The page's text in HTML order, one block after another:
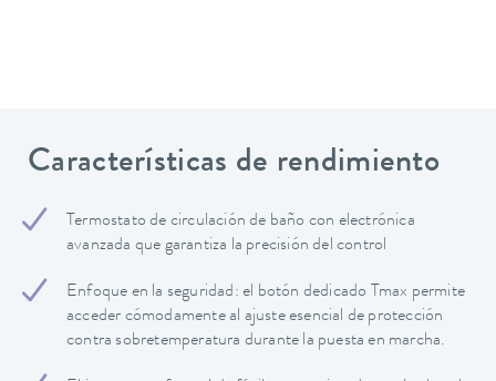
Características de rendimiento
Termostato de circulación de baño con electrónica
avanzada que garantiza la precisión del control
Enfoque en la seguridad: el botón dedicado Tmax permite
acceder cómodamente al ajuste esencial de protección
contra sobretemperatura durante la puesta en marcha.